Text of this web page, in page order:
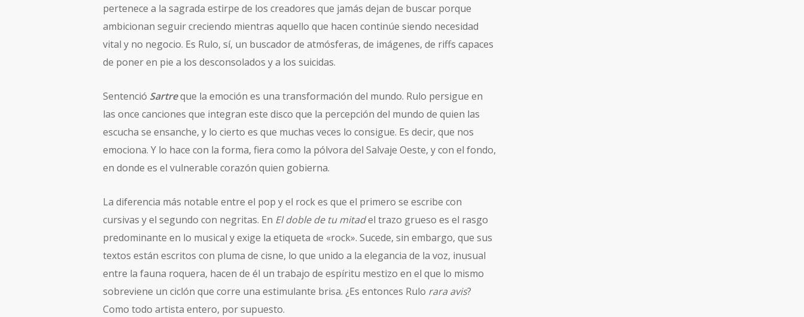
pertenece a la sagrada estirpe de los creadores que jamás dejan de buscar porque
ambicionan seguir creciendo mientras aquello que hacen continúe siendo necesidad
vital y no negocio. Es Rulo, sí, un buscador de atmósferas, de imágenes, de riffs capaces
de poner en pie a los desconsolados y a los suicidas.
Sentenció Sartreque la emoción es una transformación del mundo. Rulo persigue en
las once canciones que integran este disco que la percepción del mundo de quien las
escucha se ensanche, y lo cierto es que muchas veces lo consigue. Es decir, que nos
emociona. Y lo hace con la forma, fiera como la pólvora del Salvaje Oeste, y con el fondo,
en donde es el vulnerable corazón quien gobierna.
La diferencia más notable entre el pop y el rock es que el primero se escribe con
cursivas y el segundo con negritas. En El doble de tu mitadel trazo grueso es el rasgo
predominante en lo musical y exige la etiqueta de «rock». Sucede, sin embargo, que sus
textos están escritos con pluma de cisne, lo que unido a la elegancia de la voz, inusual
entre la fauna roquera, hacen de él un trabajo de espíritu mestizo en el que lo mismo
sobreviene un ciclón que corre una estimulante brisa. ¿Es entonces Rulo rara avis?
Como todo artista entero, por supuesto.